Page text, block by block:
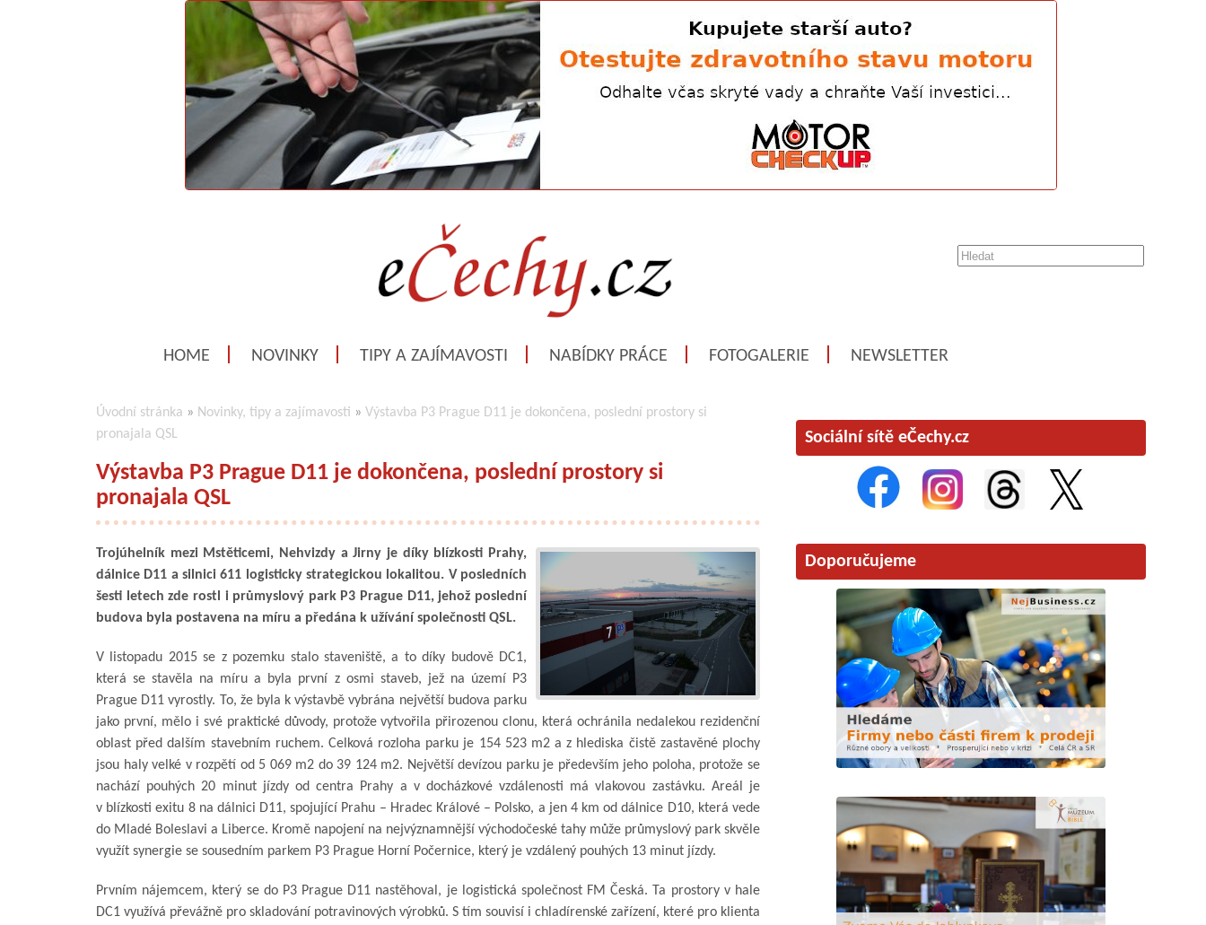
HOME NOVINKY TIPY A ZAJÍMAVOSTI NABÍDKY PRÁCE FOTOGALERIE NEWSLETTER
Úvodní stránka » Novinky, tipy a zajímavosti » Výstavba P3 Prague D11 je dokončena, poslední prostory si
pronajala QSL
Výstavba P3 Prague D11 je dokončena, poslední prostory si
pronajala QSL
Trojúhelník mezi Mstěticemi, Nehvizdy a Jirny je díky blízkosti Prahy,
dálnice D11 a silnici 611 logisticky strategickou lokalitou. V posledních
šesti letech zde rostl i průmyslový park P3 Prague D11, jehož poslední
budova byla postavena na míru a předána k užívání společnosti QSL.
V listopadu 2015 se z pozemku stalo staveniště, a to díky budově DC1,
která se stavěla na míru a byla první z osmi staveb, jež na území P3
Prague D11 vyrostly. To, že byla k výstavbě vybrána největší budova parku
jako první, mělo i své praktické důvody, protože vytvořila přirozenou clonu, která ochránila nedalekou rezidenční
oblast před dalším stavebním ruchem. Celková rozloha parku je 154 523 m2 a z hlediska čistě zastavěné plochy
jsou haly velké v rozpětí od 5 069 m2 do 39 124 m2. Největší devízou parku je především jeho poloha, protože se
nachází pouhých 20 minut jízdy od centra Prahy a v docházkové vzdálenosti má vlakovou zastávku. Areál je
v blízkosti exitu 8 na dálnici D11, spojující Prahu – Hradec Králové – Polsko, a jen 4 km od dálnice D10, která vede
do Mladé Boleslavi a Liberce. Kromě napojení na nejvýznamnější východočeské tahy může průmyslový park skvěle
využít synergie se sousedním parkem P3 Prague Horní Počernice, který je vzdálený pouhých 13 minut jízdy.
Prvním nájemcem, který se do P3 Prague D11 nastěhoval, je logistická společnost FM Česká. Ta prostory v hale
DC1 využívá převážně pro skladování potravinových výrobků. S tím souvisí i chladírenské zařízení, které pro klienta
Sociální sítě eČechy.cz
Doporučujeme